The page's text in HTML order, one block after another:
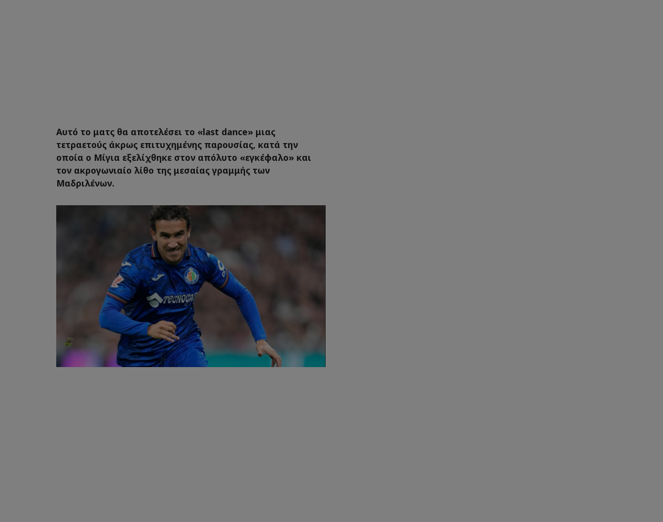
Αυτό το ματς θα αποτελέσει το «last dance» μιας
τετραετούς άκρως επιτυχημένης παρουσίας, κατά την
οποία ο Μίγια εξελίχθηκε στον απόλυτο «εγκέφαλο» και
τον ακρογωνιαίο λίθο της μεσαίας γραμμής των
Μαδριλένων.